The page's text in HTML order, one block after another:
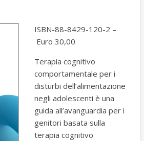
ISBN-88-8429-120-2 –
Euro 30,00
Terapia cognitivo
comportamentale per i
disturbi dell’alimentazione
negli adolescenti è una
guida all’avanguardia per i
genitori basata sulla
terapia cognitivo